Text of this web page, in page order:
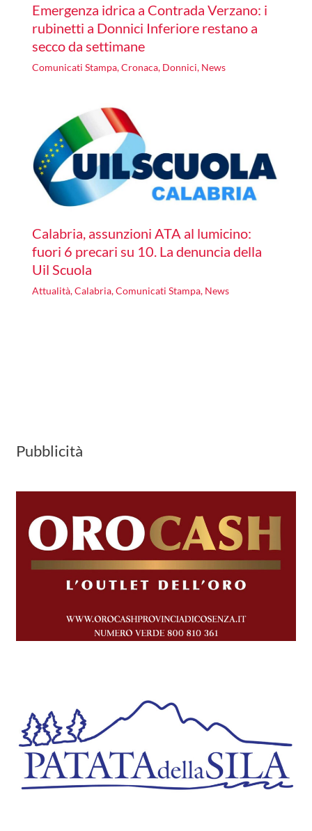
Emergenza idrica a Contrada Verzano: i
rubinetti a Donnici Inferiore restano a
secco da settimane
Comunicati Stampa,Cronaca, Donnici, News
Calabria, assunzioni ATA al lumicino:
fuori 6 precari su 10. La denuncia della
Uil Scuola
Attualità,Calabria,Comunicati Stampa, News
Pubblicità